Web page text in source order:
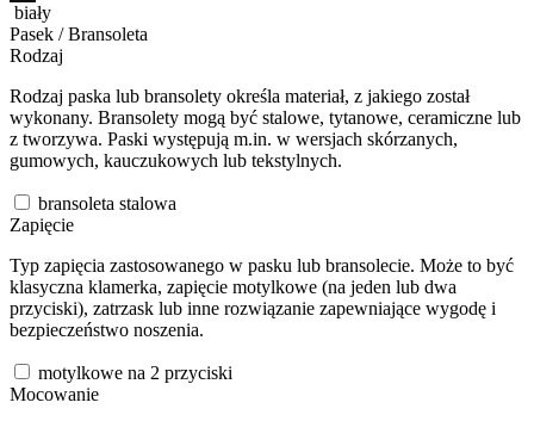
biały
Pasek / Bransoleta
Rodzaj
Rodzaj paska lub bransolety określa materiał, z jakiego został
wykonany. Bransolety mogą być stalowe, tytanowe, ceramiczne lub
z tworzywa. Paski występują m.in. w wersjach skórzanych,
gumowych, kauczukowych lub tekstylnych.
bransoleta stalowa
Zapięcie
Typ zapięcia zastosowanego w pasku lub bransolecie. Może to być
klasyczna klamerka, zapięcie motylkowe (na jeden lub dwa
przyciski), zatrzask lub inne rozwiązanie zapewniające wygodę i
bezpieczeństwo noszenia.
motylkowe na 2 przyciski
Mocowanie